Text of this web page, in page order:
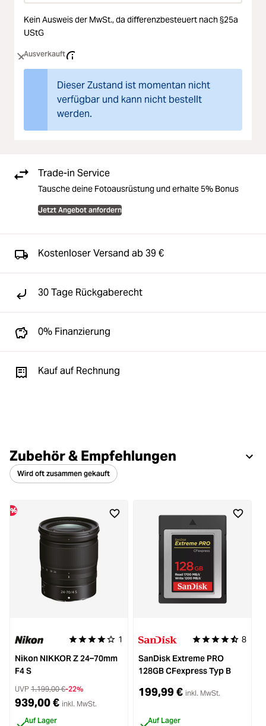
Kein Ausweis der MwSt.,da differenzbesteuert nach §25a
UStG
Ausverkauft
Dieser Zustand ist momentan nicht
verfügbar und kann nicht bestellt
werden.
Trade-in Service
Tausche deine Fotoausrüstung und erhalte 5% Bonus
Jetzt Angebot anfordern
Kostenloser Versand ab 39 €
30 Tage Rückgaberecht
0% Finanzierung
Kauf auf Rechnung
Zubehör & Empfehlungen
Wird oft zusammen gekauft
%
Durchschnittliche Bewertung von 4 von 5 Sternen
1
Nikon NIKKOR Z 24–70mm
F4 S
UVP 1.199,00 €-22%
939,00 € inkl. MwSt.
Auf Lager
Durchschnittliche
8
SanDisk Extreme PRO
128GB CFexpress Typ B
199,99 € inkl. MwSt.
Auf Lager